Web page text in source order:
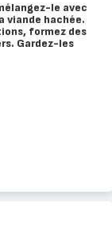
le avec
viande hachée.
formez des
Gardez-les